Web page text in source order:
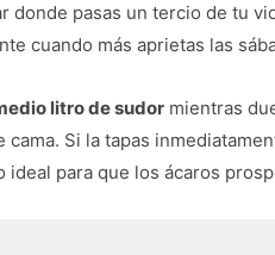
donde pasas un tercio de tu
cuando más aprietas las
litro de sudor mientras
Si la tapas
ideal para que los ácaros